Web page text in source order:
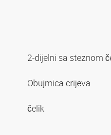
2-dijelni sa steznom
Obujmica crijeva
čelik